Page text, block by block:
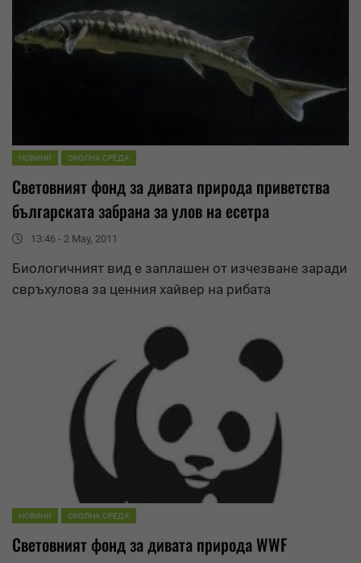
НОВИНИ ОКОЛНА СРЕДА
Световният фонд за дивата природа приветства
българската забрана за улов на есетра
13:46 - 2 May, 2011
Биологичният вид е заплашен от изчезване заради
свръхулова за ценния хайвер на рибата
НОВИНИ ОКОЛНА СРЕДА
Световният фонд за дивата природа WWF